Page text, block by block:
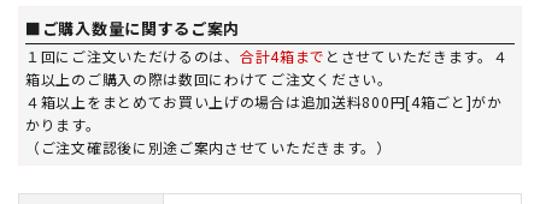
■ご購入数量に関するご案内
１回にご注文いただけるのは、 合計4箱まで とさせていただきます。４
箱以上のご購入の際は数回にわけてご注文ください。
４箱以上をまとめてお買い上げの場合は追加送料800円[4箱ごと]がか
かります。
（ご注文確認後に別途ご案内させていただきます。）